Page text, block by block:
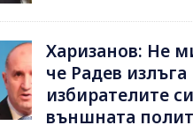
Харизанов: Не
че Радев излъга
избирателите
външната